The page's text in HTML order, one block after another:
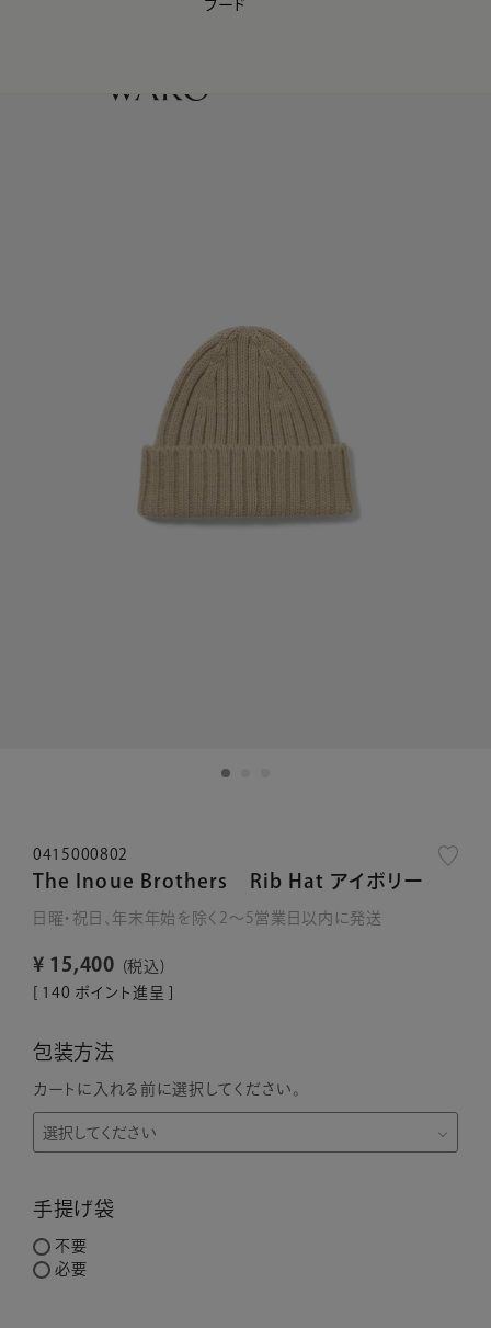
【会員様限定】夏のプレゼントキャンペーン開催中
フード
0415000802
The Inoue Brothers Rib Hat アイボリー
日曜・祝日、年末年始を除く2～5営業日以内に発送
¥ 15,400
税込
140 ポイント進呈 ]
包装方法
カートに入れる前に選択してください。
手提げ袋
不要
必要